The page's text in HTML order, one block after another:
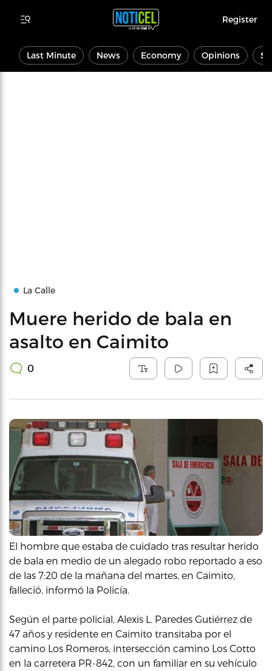
Register
Last Minute News Economy Opinions
La Calle
Muere herido de bala en
asalto en Caimito
0
El hombre que estaba de cuidado tras resultar herido
de bala en medio de un alegado robo reportado a eso
de las 7:20 de la mañana del martes, en Caimito,
falleció, informó la Policía.
Según el parte policial, Alexis L. Paredes Gutiérrez de
47 años y residente en Caimito transitaba por el
camino Los Romeros, intersección camino Los Cotto
en la carretera PR-842, con un familiar en su vehículo